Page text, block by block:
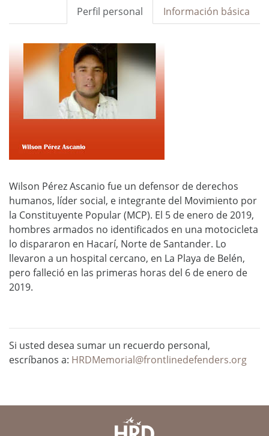
Información básica
Perfil personal
Wilson Pérez Ascanio fue un defensor de derechos
humanos, líder social, e integrante del Movimiento por
la Constituyente Popular (MCP). El 5 de enero de 2019,
hombres armados no identificados en una motocicleta
lo dispararon en Hacarí, Norte de Santander. Lo
llevaron a un hospital cercano, en La Playa de Belén,
pero falleció en las primeras horas del 6 de enero de
2019.
Si usted desea sumar un recuerdo personal,
escríbanos a: HRDMemorial@frontlinedefenders.org